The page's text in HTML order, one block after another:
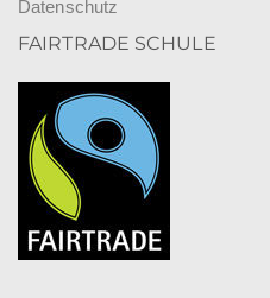
Datenschutz
FAIRTRADE SCHULE